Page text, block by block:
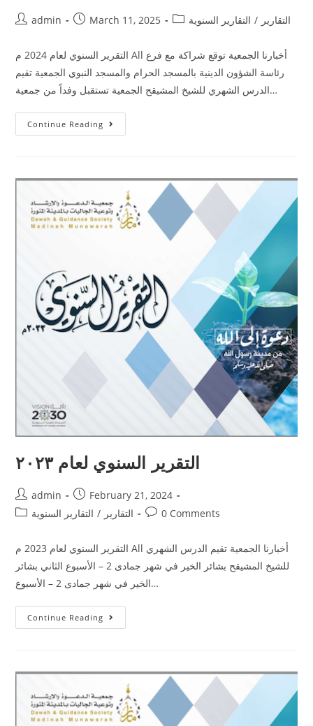
admin March 11, 2025 التقارير / التقارير السنوية
التقرير السنوي لعام 2024 م All أخبارنا الجمعية توقع شراكة مع فرع
رئاسة الشؤون الدينية بالمسجد الحرام والمسجد النبوي الجمعية تقيم
الدرس الشهري للشيخ المشيقح الجمعية تستقبل وفداً من جمعية…
Continue Reading
التقرير السنوي لعام ٢٠٢٣
admin
February 21, 2024
التقارير / التقارير السنوية 0 Comments
التقرير السنوي لعام 2023 م All أخبارنا الجمعية تقيم الدرس الشهري
للشيخ المشيقح بشائر الخير في شهر جمادى 2 – الأسبوع الثاني بشائر
الخير في شهر جمادى 2 – الأسبوع…
Continue Reading